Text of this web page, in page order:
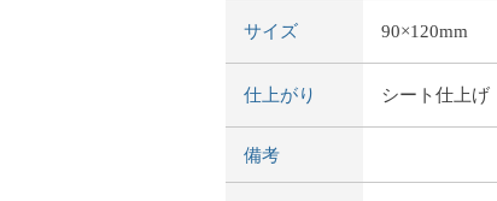
サイズ 90×120mm
仕上がり シート仕上げ
備考